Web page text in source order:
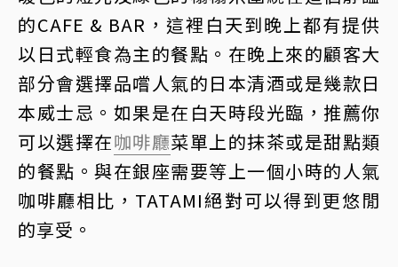
的CAFE & BAR，這裡白天到晚上都有提供
以日式輕食為主的餐點。在晚上來的顧客大
部分會選擇品嚐人氣的日本清酒或是幾款日
本威士忌。如果是在白天時段光臨，推薦你
可以選擇在咖啡廳菜單上的抹茶或是甜點類
的餐點。與在銀座需要等上一個小時的人氣
咖啡廳相比，TATAMI絕對可以得到更悠閒
的享受。